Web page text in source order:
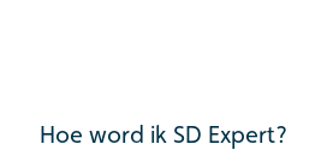
Hoe word ik SD Expert?